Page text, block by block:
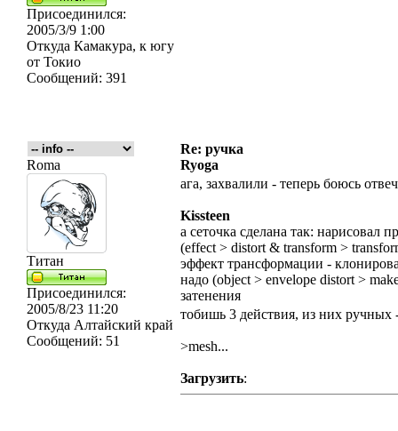
Присоединился:
2005/3/9 1:00
Откуда Камакура, к югу
от Токио
Сообщений: 391
Re: ручка
Roma
Титан
Присоединился:
2005/8/23 11:20
Откуда Алтайский край
Сообщений: 51
Ryoga
ага, захвалили - теперь боюсь
Kissteen
а сеточка сделана так: нарисовал
(effect > distort & transform >
эффект трансформации -
надо (object > envelope distort >
затенения
тобишь 3 действия, из них ручных
>mesh...
Загрузить: